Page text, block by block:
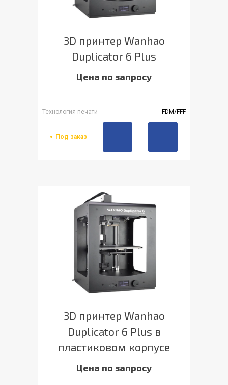
3D принтер Wanhao
Duplicator 6 Plus
Цена по запросу
Технология печати FDM/FFF
Под заказ
3D принтер Wanhao
Duplicator 6 Plus в
пластиковом корпусе
Цена по запросу